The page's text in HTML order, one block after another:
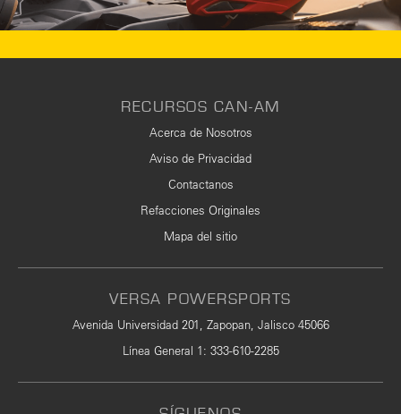
RECURSOS CAN-AM
Acerca de Nosotros
Aviso de Privacidad
Contactanos
Refacciones Originales
Mapa del sitio
VERSA POWERSPORTS
Avenida Universidad 201, Zapopan, Jalisco 45066
Línea General 1: 333-610-2285